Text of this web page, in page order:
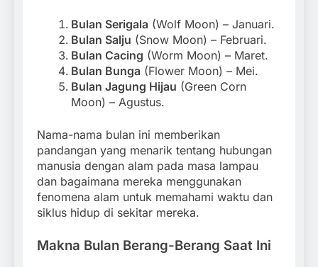
Bulan Serigala (Wolf Moon) – Januari.
Bulan Salju (Snow Moon) – Februari.
Bulan Cacing (Worm Moon) – Maret.
Bulan Bunga (Flower Moon) – Mei.
Bulan Jagung Hijau (Green Corn
Moon) – Agustus.
Nama-nama bulan ini memberikan
pandangan yang menarik tentang hubungan
manusia dengan alam pada masa lampau
dan bagaimana mereka menggunakan
fenomena alam untuk memahami waktu dan
siklus hidup di sekitar mereka.
Makna Bulan Berang-Berang Saat Ini